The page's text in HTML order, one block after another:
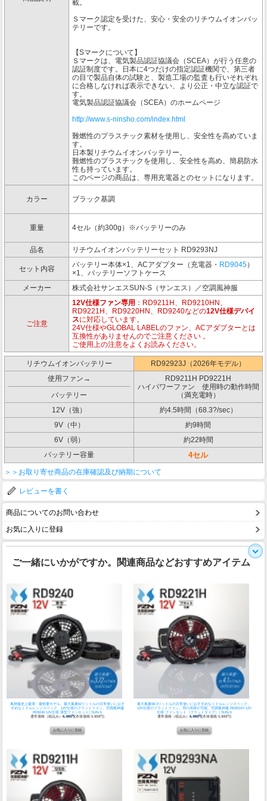
載。
Ｓマーク認定を受けた、安心・安全のリチウムイオンバッ
テリーです。
【Sマークについて】
Ｓマークは、電気製品認証協議会（SCEA）が行う任意の
認証制度です。日本に4つだけの指定認証機関で、第三者
の目で製品自体の試験と、製造工場の監査も行いそれぞれ
に合格しなければ表示できない、より公正・中立な認証で
す。
電気製品認証協議会（SCEA）のホームページ
http://www.s-ninsho.com/index.html
難燃性のプラスチック素材を使用し、安全性を高めていま
す。
日本製リチウムイオンバッテリー。
難燃性のプラスチックを使用し、安全性を高め、簡易防水
性も持っています。
このページの商品は、専用充電器とのセットになります。
カラー ブラック基調
重量 4セル（約300g）※バッテリーのみ
品名 リチウムイオンバッテリーセット RD9293NJ
セット内容 バッテリー本体×1、ACアダプター（充電器・ RD9045）
×1、バッテリーソフトケース
メーカー
株式会社サンエスSUN-S（サンエス）／空調風神服
ご注意
12V仕様ファン専用 ：RD9211H、RD9210HN、
RD9221H、RD9220HN、RD9240などの12V仕様デバイ
スに対応しています。
24V仕様やGLOBAL LABELのファン、ACアダプターとは
互換性がありませんのでご注意ください 。
ご使用上の注意をよくお読みください。
リチウムイオンバッテリー
RD92923J（2026年モデル）
使用ファン→
バッテリー
RD9211H PD9221H
ハイパワーファン 使用時の動作時間
（満充電時）
12V（強）
約4.5時間（68.3?/sec）
9V（中）
約9時間
6V（弱）
約22時間
バッテリー容量
4セル
＞＞お取り寄せ商品の在庫確認及び納期について
レビューを書く
商品についてのお問い合わせ
お気に入りに登録
ご一緒にいかがですか。関連商品などおすすめアイテム
風神服史上最薄・最軽量モデル。最大風量62リットルの日常使いにおす
すめなミドルレンジスペック、12V仕様のフラットファン。空調風神服
RD9240 12V仕様 薄型ファンセット│SUN-S
通常価格（税込み）6,490円(本体価格:5,900円)
最大風量68.3リットルの日常使いにおすすめなミドルレンジスペック、
12V仕様のフラットファン。羽の清掃が可能。 空調風神服 RD9221H 12V
仕様 ファンセット（フラットタイプ）│SUN-S
通常価格（税込み） 6,490円(本体価格:5,900円)